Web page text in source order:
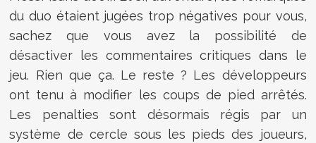
du duo étaient jugées trop négatives pour vous,
sachez que vous avez la possibilité de
désactiver les commentaires critiques dans le
jeu. Rien que ça. Le reste ? Les développeurs
ont tenu à modifier les coups de pied arrêtés.
Les penalties sont désormais régis par un
système de cercle sous les pieds des joueurs,